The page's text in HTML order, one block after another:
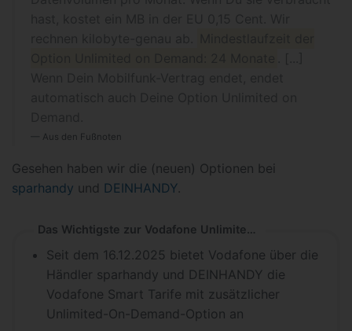
Aus den Fußnoten
Gesehen haben wir die (neuen) Optionen bei
sparhandy und DEINHANDY.
Das Wichtigste zur Vodafone Unlimited-on-Demand-Option
Seit dem 16.12.2025 bietet Vodafone über die
Händler sparhandy und DEINHANDY die
Vodafone Smart Tarife mit zusätzlicher
Unlimited-On-Demand-Option an